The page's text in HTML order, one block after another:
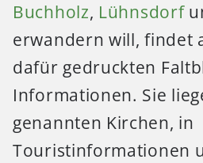
Buchholz, Lühnsdorf
erwandern will, findet
dafür gedruckten
Informationen. Sie
genannten Kirchen, in
Touristinformationen